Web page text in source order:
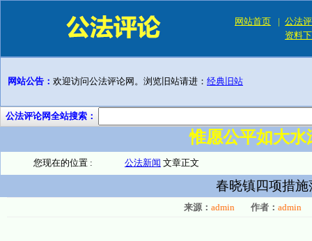
网站首页 | 公法
资料
网站公告： 欢迎访问公法评论网。浏览旧站请进： 经典旧站
公法评论网全站搜索：
惟愿公平如大
您现在的位置 : 公法新闻 文章正文
春晓镇四项措
来源： admin 作者： admin